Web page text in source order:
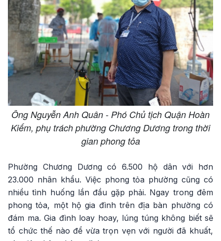
Ông Nguyễn Anh Quân - Phó Chủ tịch Quận Hoàn
Kiếm, phụ trách phường Chương Dương trong thời
gian phong tỏa
Phường Chương Dương có 6.500 hộ dân với hơn
23.000 nhân khẩu. Việc phong tỏa phường cũng có
nhiều tình huống lần đầu gặp phải. Ngay trong đêm
phong tỏa, một hộ gia đình trên địa bàn phường có
đám ma. Gia đình loay hoay, lúng túng không biết sẽ
tổ chức thế nào để vừa trọn vẹn với người đã khuất,